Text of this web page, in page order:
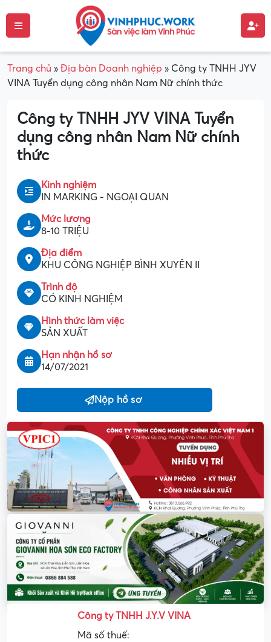
Trang chủ » Địa bàn Doanh nghiệp » Công ty TNHH JYV
VINA Tuyển dụng công nhân Nam Nữ chính thức
Công ty TNHH JYV VINA Tuyển
dụng công nhân Nam Nữ chính
thức
Kinh nghiệm
IN MARKING - NGOẠI QUAN
Mức lương
8-10 TRIỆU
Địa điểm
KHU CÔNG NGHIỆP BÌNH XUYÊN II
Trình độ
CÓ KINH NGHIỆM
Hình thức làm việc
SẢN XUẤT
Hạn nhận hồ sơ
14/07/2021
Nộp hồ sơ
Công ty TNHH J.Y.V VINA
Mã số thuế: